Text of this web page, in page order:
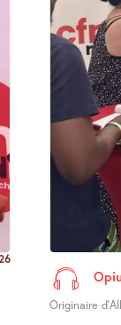
Originaire